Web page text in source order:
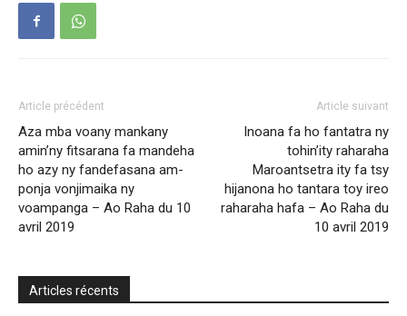
Article précédent
Aza mba voany mankany
amin’ny fitsarana fa mandeha
ho azy ny fandefasana am-
ponja vonjimaika ny
voampanga – Ao Raha du 10
avril 2019
Article suivant
Inoana fa ho fantatra ny
tohin’ity raharaha
Maroantsetra ity fa tsy
hijanona ho tantara toy ireo
raharaha hafa – Ao Raha du
10 avril 2019
Articles récents